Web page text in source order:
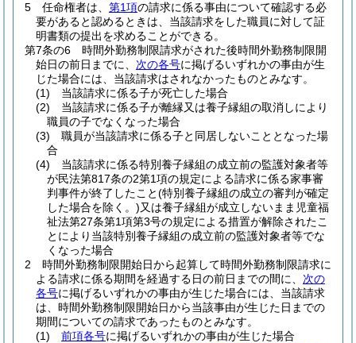
5
任命権者は、 第1項の請求に係る事由について確認する必
要があると認めるときは、当該請求をした職員に対して証
明書類の提出を求めることができる。
第7条の6
時間外勤務制限請求がされた後時間外勤務制限開
始日の前日までに、 次の各号に掲げるいずれかの事由が生
じた場合には、当該請求はされなかったものとみなす。
(1)
当該請求に係る子が死亡した場合
(2)
当該請求に係る子が離縁又は養子縁組の取消しにより
職員の子でなくなった場合
(3)
職員が当該請求に係る子と同居しないこととなった場
合
(4)
当該請求に係る特別養子縁組の成立前の監護対象者等
が民法第817条の2第1項の規定による請求に係る家事審
判事件が終了したこと(特別養子縁組の成立の審判が確定
した場合を除く。)又は養子縁組が成立しないまま児童福
祉法第27条第1項第3号の規定による措置が解除されたこ
とにより当該特別養子縁組の成立前の監護対象者等でな
くなった場合
2
時間外勤務制限開始日から起算して時間外勤務制限請求に
よる請求に係る期間を経過する日の前日までの間に、 次の
各号に掲げるいずれかの事由が生じた場合には、当該請求
は、時間外勤務制限開始日から当該事由が生じた日までの
期間についての請求であったものとみなす。
(1)
前項各号に掲げるいずれかの事由が生じた場合